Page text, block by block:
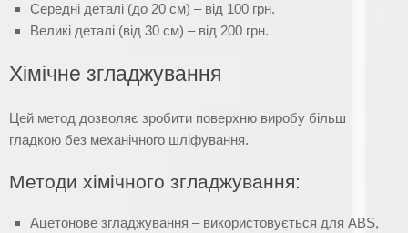
Середні деталі (до 20 см) – від 100 грн.
Великі деталі (від 30 см) – від 200 грн.
Хімічне згладжування
Цей метод дозволяє зробити поверхню виробу більш
гладкою без механічного шліфування.
Методи хімічного згладжування:
Ацетонове згладжування – використовується для ABS,